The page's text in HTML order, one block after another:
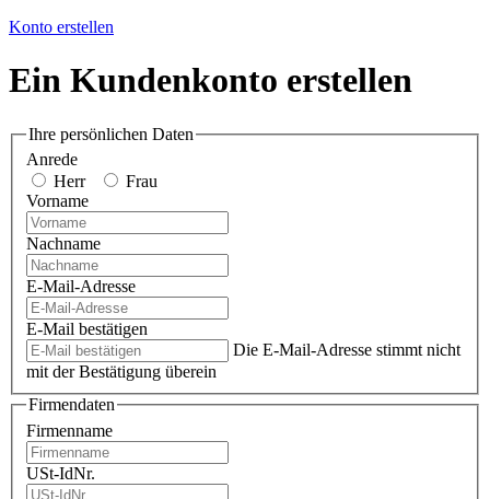
Konto erstellen
Ein Kundenkonto erstellen
Ihre persönlichen Daten
Anrede
Herr
Frau
Vorname
Nachname
E-Mail-Adresse
E-Mail bestätigen
Die E-Mail-Adresse stimmt nicht
mit der Bestätigung überein
Firmendaten
Firmenname
USt-IdNr.